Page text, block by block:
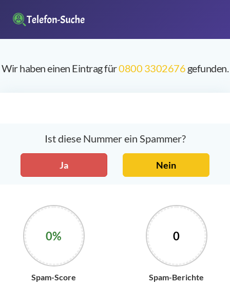
Wir haben einen Eintrag für0800 3302676 gefunden.
Ist diese Nummer ein Spammer?
Ja Nein
0%
Spam-Score
0
Spam-Berichte